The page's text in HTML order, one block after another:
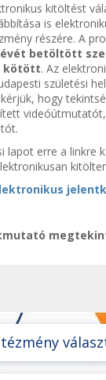
kitöltést
is
részére. A
betöltött
kötött. Az
születési
hogy
lapot erre a linkre